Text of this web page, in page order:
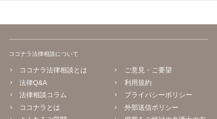
ココナラ法律相談について
ココナラ法律相談とは
法律Q&A
法律相談コラム
ココナラとは
ご意見・ご要望
利用規約
プライバシーポリシー
外部送信ポリシー